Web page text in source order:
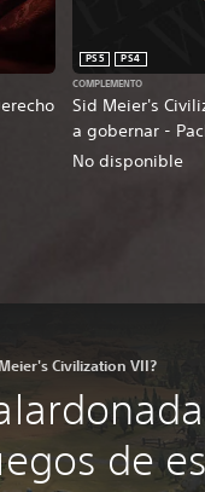
Sid Meier's
a gobernar -
PS5
PS4
COMPLEMENTO
No disponible
Civilization VII?
de